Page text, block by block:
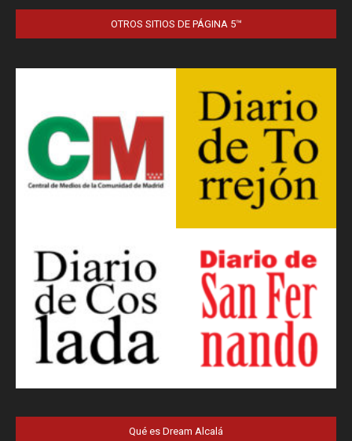
OTROS SITIOS DE PÁGINA 5™
Qué es Dream Alcalá